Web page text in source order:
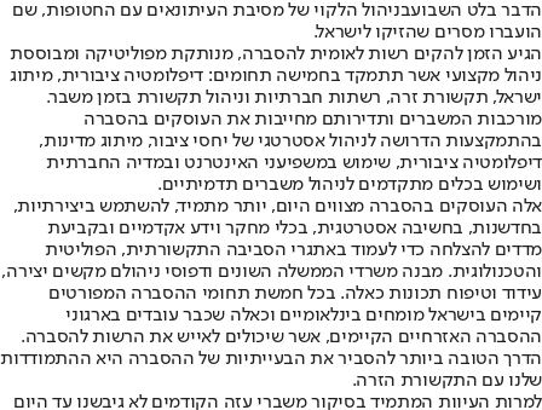
הדבר בלט השבועבניהול הלקוי של מסיבת העיתונאים עם החטופות, שם
הועברו מסרים שהזיקו לישראל.
הגיע הזמן להקים רשות לאומית להסברה, מנותקת מפוליטיקה ומבוססת
ניהול מקצועי אשר תתמקד בחמישה תחומים: דיפלומטיה ציבורית, מיתוג
ישראל, תקשורת זרה, רשתות חברתיות וניהול תקשורת בזמן משבר.
מורכבות המשברים ותדירותם מחייבות את העוסקים בהסברה
בהתמקצעות הדרושה לניהול אסטרטגי של יחסי ציבור, מיתוג מדינות,
דיפלומטיה ציבורית, שימוש במשפיעני האינטרנט ובמדיה החברתית
ושימוש בכלים מתקדמים לניהול משברים תדמיתיים.
אלה העוסקים בהסברה מצווים היום, יותר מתמיד, להשתמש ביצירתיות,
בחדשנות, בחשיבה אסטרטגית, בכלי מחקר וידע אקדמיים ובקביעת
מדדים להצלחה כדי לעמוד באתגרי הסביבה התקשורתית, הפוליטית
והטכנולוגית. מבנה משרדי הממשלה השונים ודפוסי ניהולם מקשים יצירה,
עידוד וטיפוח תכונות כאלה. בכל חמשת תחומי ההסברה המפורטים
קיימים בישראל מומחים בינלאומיים וכאלה שכבר עובדים בארגוני
ההסברה האזרחיים הקיימים, אשר שיכולים לאייש את הרשות להסברה.
הדרך הטובה ביותר להסביר את הבעייתיות של ההסברה היא ההתמודדות
שלנו עם התקשורת הזרה.
למרות העיוות המתמיד בסיקור משברי עזה הקודמים לא גיבשנו עד היום